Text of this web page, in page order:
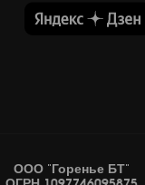
ООО "Горенье БТ"